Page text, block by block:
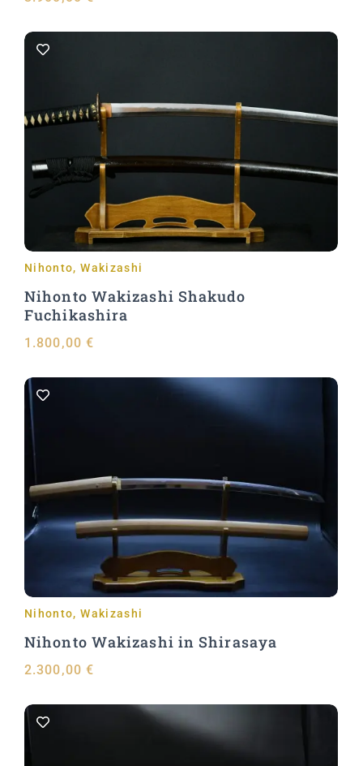
Nihonto, Wakizashi
Nihonto Wakizashi Shakudo
Fuchikashira
1.800,00 €
In den Warenkorb
Nihonto, Wakizashi
Nihonto Wakizashi in Shirasaya
2.300,00 €